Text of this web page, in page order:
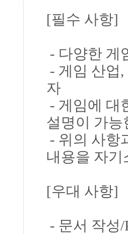
[필수 사항]
- 다양한 게
- 게임 산업
자
- 게임에 대
설명이 가능
- 위의 사항
내용을 자
[우대 사항]
- 문서 작성/